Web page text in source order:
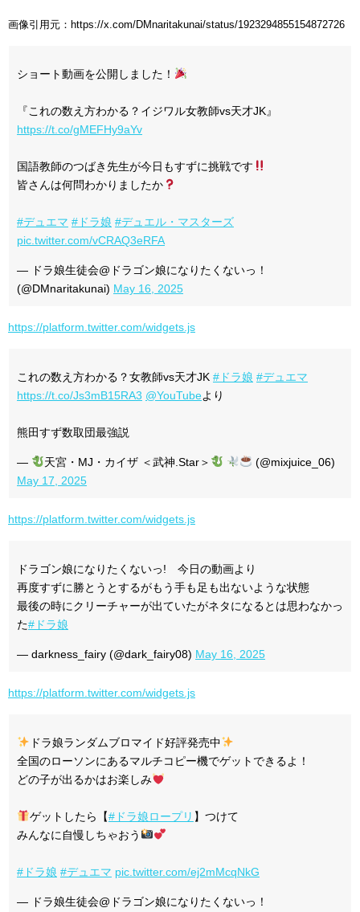
画像引用元：https://x.com/DMnaritakunai/status/1923294855154872726
ショート動画を公開しました！
『これの数え方わかる？イジワル女教師vs天才JK』
https://t.co/gMEFHy9aYv
国語教師のつばき先生が今日もすずに挑戦です
皆さんは何問わかりましたか
#デュエマ #ドラ娘 #デュエル・マスターズ
pic.twitter.com/vCRAQ3eRFA
— ドラ娘生徒会@ドラゴン娘になりたくないっ！
(@DMnaritakunai) May 16, 2025
https://platform.twitter.com/widgets.js
これの数え方わかる？女教師vs天才JK #ドラ娘 #デュエマ
https://t.co/Js3mB15RA3 @YouTubeより
熊田すず数取団最強説
— 天宮・MJ・カイザ ＜武神.Star＞
(@mixjuice_06)
May 17, 2025
https://platform.twitter.com/widgets.js
ドラゴン娘になりたくないっ! 今日の動画より
再度すずに勝とうとするがもう手も足も出ないような状態
最後の時にクリーチャーが出ていたがネタになるとは思わなかっ
た#ドラ娘
— darkness_fairy (@dark_fairy08) May 16, 2025
https://platform.twitter.com/widgets.js
ドラ娘ランダムブロマイド好評発売中
全国のローソンにあるマルチコピー機でゲットできるよ！
どの子が出るかはお楽しみ
ゲットしたら【#ドラ娘ロープリ 】つけて
みんなに自慢しちゃおう
#ドラ娘 #デュエマ pic.twitter.com/ej2mMcqNkG
— ドラ娘生徒会@ドラゴン娘になりたくないっ！